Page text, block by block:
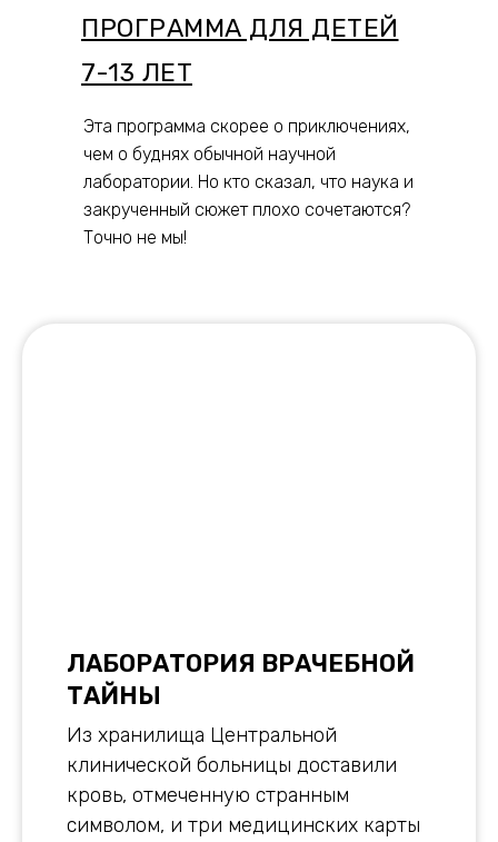
ПРОГРАММА ДЛЯ ДЕТЕЙ
7-13 ЛЕТ
Эта программа скорее о приключениях,
чем о буднях обычной научной
лаборатории. Но кто сказал, что наука и
закрученный сюжет плохо сочетаются?
Точно не мы!
ЛАБОРАТОРИЯ ВРАЧЕБНОЙ
ТАЙНЫ
Из хранилища Центральной
клинической больницы доставили
кровь, отмеченную странным
символом, и три медицинских карты